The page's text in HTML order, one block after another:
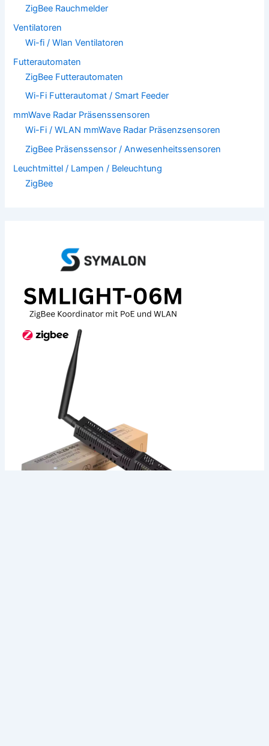
ZigBee Rauchmelder
Ventilatoren
Wi-fi / Wlan Ventilatoren
Futterautomaten
ZigBee Futterautomaten
Wi-Fi Futterautomat / Smart Feeder
mmWave Radar Präsenssensoren
Wi-Fi / WLAN mmWave Radar Präsenzsensoren
ZigBee Präsenssensor / Anwesenheitssensoren
Leuchtmittel / Lampen / Beleuchtung
ZigBee